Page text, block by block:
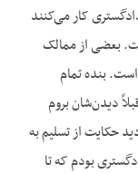
کار می‌کنند
بعضی از ممالک
بنده تمام
دیدن‌شان بروم
حکایت از تسلیم به
بودم که تا